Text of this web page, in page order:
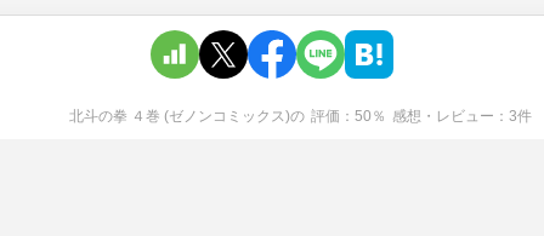
北斗の拳 ４巻 (ゼノンコミックス)の 評価 50 ％ 感想・レビュー 3件